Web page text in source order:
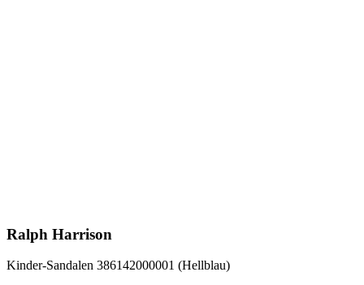
Ralph Harrison
Kinder-Sandalen 386142000001 (Hellblau)